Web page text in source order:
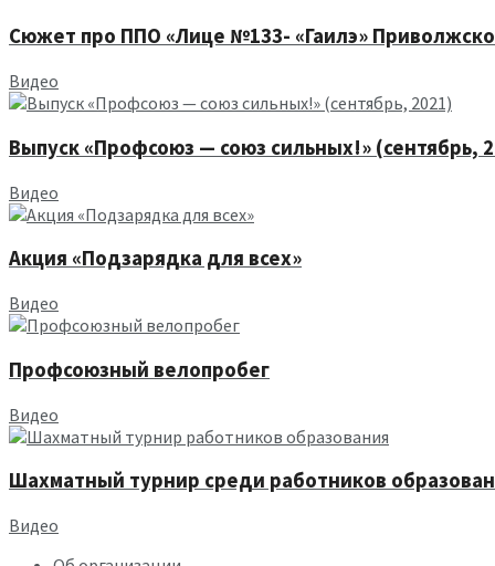
Сюжет про ППО «Лице №133- «Гаилэ»
Видео
Выпуск «Профсоюз — союз сильных!» (сентябрь,
Видео
Акция «Подзарядка для всех»
Видео
Профсоюзный велопробег
Видео
Шахматный турнир среди работников
Видео